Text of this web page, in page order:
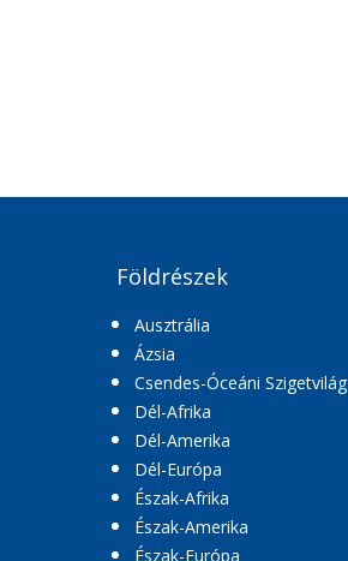
Földrészek
Ausztrália
Ázsia
Csendes-Óceáni Szigetvilág
Dél-Afrika
Dél-Amerika
Dél-Európa
Észak-Afrika
Észak-Amerika
Észak-Európa